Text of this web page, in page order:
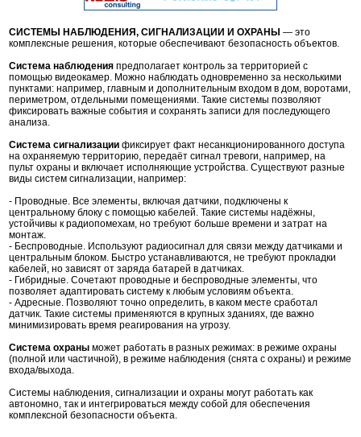
СИСТЕМЫ НАБЛЮДЕНИЯ, СИГНАЛИЗАЦИИ И ОХРАНЫ — это
комплексные решения, которые обеспечивают безопасность объектов.
Система наблюдения предполагает контроль за территорией с
помощью видеокамер. Можно наблюдать одновременно за несколькими
пунктами: например, главным и дополнительным входом в дом, воротами,
периметром, отдельными помещениями. Такие системы позволяют
фиксировать важные события и сохранять записи для последующего
анализа.
Система сигнализации фиксирует факт несанкционированного доступа
на охраняемую территорию, передаёт сигнал тревоги, например, на
пульт охраны и включает исполняющие устройства. Существуют разные
виды систем сигнализации, например:
- Проводные. Все элементы, включая датчики, подключены к
центральному блоку с помощью кабелей. Такие системы надёжны,
устойчивы к радиопомехам, но требуют больше времени и затрат на
монтаж.
- Беспроводные. Используют радиосигнал для связи между датчиками и
центральным блоком. Быстро устанавливаются, не требуют прокладки
кабелей, но зависят от заряда батарей в датчиках.
- Гибридные. Сочетают проводные и беспроводные элементы, что
позволяет адаптировать систему к любым условиям объекта.
- Адресные. Позволяют точно определить, в каком месте сработал
датчик. Такие системы применяются в крупных зданиях, где важно
минимизировать время реагирования на угрозу.
Система охраны может работать в разных режимах: в режиме охраны
(полной или частичной), в режиме наблюдения (снята с охраны) и режиме
входа/выхода.
Системы наблюдения, сигнализации и охраны могут работать как
автономно, так и интегрироваться между собой для обеспечения
комплексной безопасности объекта.